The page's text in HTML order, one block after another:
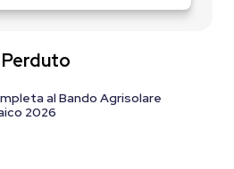
al Bando Agrisolare
2026